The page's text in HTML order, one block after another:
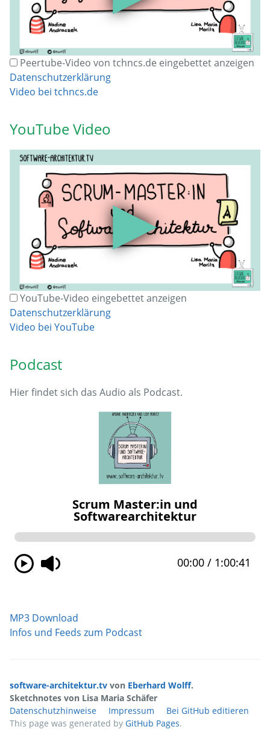
Peertube-Video von tchncs.de eingebettet anzeigen
Datenschutzerklärung
Video bei tchncs.de
YouTube Video
▶
YouTube-Video eingebettet anzeigen
Datenschutzerklärung
Video bei YouTube
Podcast
Hier findet sich das Audio als Podcast.
MP3 Download
Infos und Feeds zum Podcast
software-architektur.tv von Eberhard Wolff.
Sketchnotes von Lisa Maria Schäfer
Datenschutzhinweise
Impressum
Bei GitHub editieren
This page was generated by GitHub Pages.